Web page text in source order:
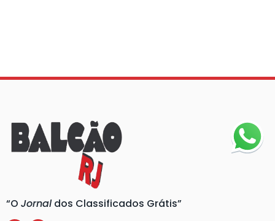
“O Jornaldos Classificados Grátis”